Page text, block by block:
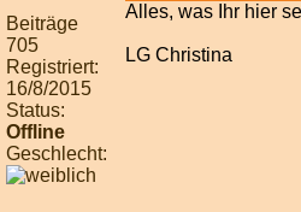
Beiträge
705
Registriert:
16/8/2015
Status:
Offline
Geschlecht:
Alles, was Ihr hier
LG Christina